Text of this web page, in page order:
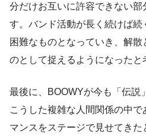
分だけお互いに許容できない
す。バンド活動が長く続けば
困難なものとなっていき、解
のとして捉えるようになったと
最後に、BOOWYが今も「伝説
こうした複雑な人間関係の中
マンスをステージで見せてき